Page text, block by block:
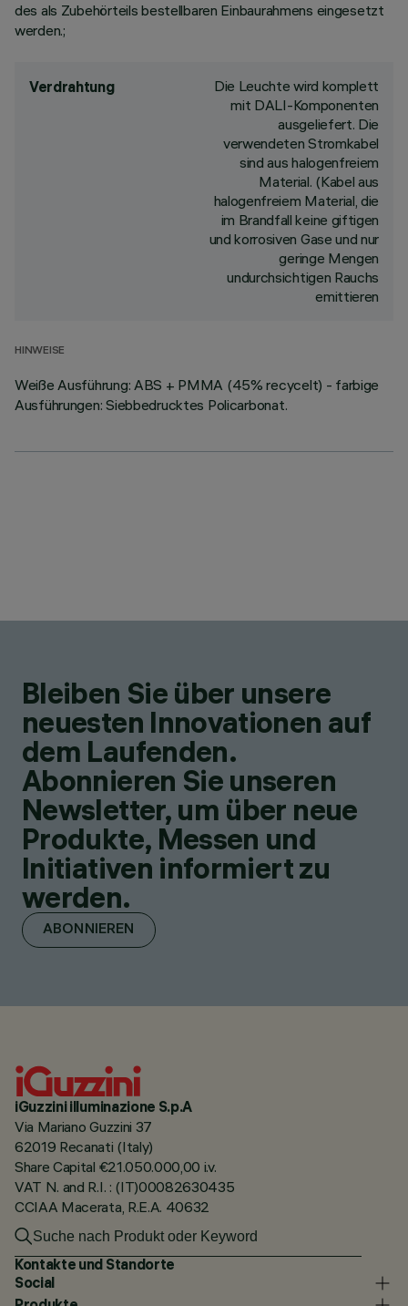
des als Zubehörteils bestellbaren Einbaurahmens eingesetzt
werden.;
Verdrahtung
Die Leuchte wird komplett
mit DALI-Komponenten
ausgeliefert. Die
verwendeten Stromkabel
sind aus halogenfreiem
Material. (Kabel aus
halogenfreiem Material, die
im Brandfall keine giftigen
und korrosiven Gase und nur
geringe Mengen
undurchsichtigen Rauchs
emittieren
HINWEISE
Weiße Ausführung: ABS + PMMA (45% recycelt) - farbige
Ausführungen: Siebbedrucktes Policarbonat.
Bleiben Sie über unsere
neuesten Innovationen auf
dem Laufenden.
Abonnieren Sie unseren
Newsletter, um über neue
Produkte, Messen und
Initiativen informiert zu
werden.
ABONNIEREN
iGuzzini illuminazione S.p.A
Via Mariano Guzzini 37
62019 Recanati (Italy)
Share Capital €21.050.000,00 i.v.
VAT N. and R.I. : (IT)00082630435
CCIAA Macerata, R.E.A. 40632
Kontakte und Standorte
Social